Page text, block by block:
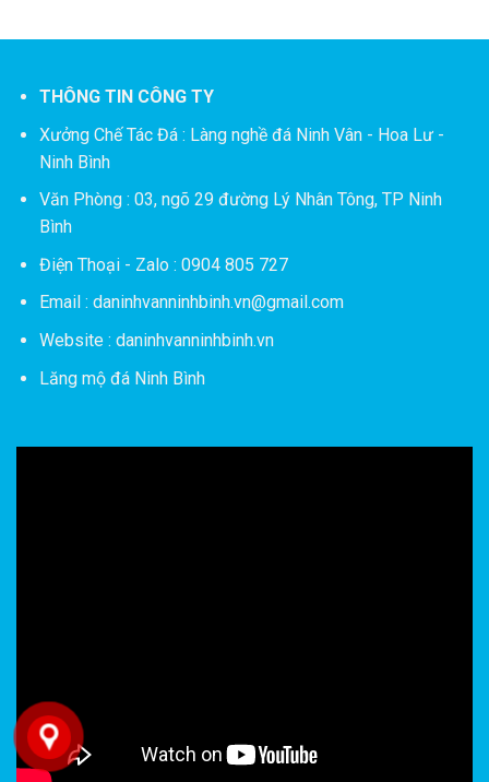
THÔNG TIN CÔNG TY
Xưởng Chế Tác Đá : Làng nghề đá Ninh Vân - Hoa Lư -
Ninh Bình
Văn Phòng : 03, ngõ 29 đường Lý Nhân Tông, TP Ninh
Bình
Điện Thoại - Zalo : 0904 805 727
Email : daninhvanninhbinh.vn@gmail.com
Website : daninhvanninhbinh.vn
Lăng mộ đá Ninh Bình